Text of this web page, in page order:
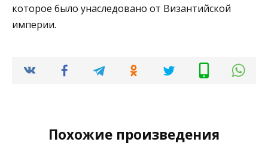
которое было унаследовано от Византийской
империи.
Похожие произведения